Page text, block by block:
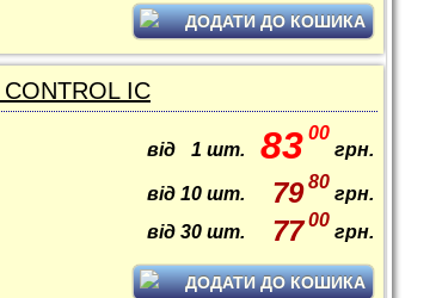
ДОДАТИ ДО КОШИКА
IC
від 1 шт. 83 00
грн.
від 10 шт. 79 80
грн.
від 30 шт. 77 00
грн.
ДОДАТИ ДО КОШИКА